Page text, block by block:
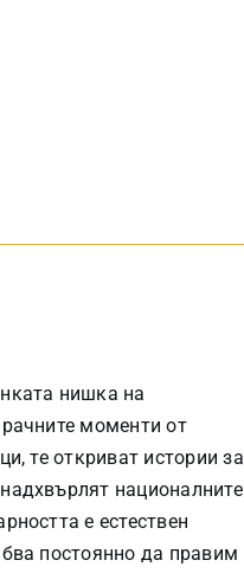
нишка на
моменти от
те откриват истории за
националните
е естествен
постоянно да правим